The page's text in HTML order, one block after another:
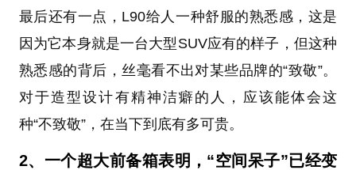
最后还有一点，L90给人一种舒服的熟悉感，这是
因为它本身就是一台大型SUV应有的样子，但这种
熟悉感的背后，丝毫看不出对某些品牌的“致敬”。
对于造型设计有精神洁癖的人，应该能体会这
种“不致敬”，在当下到底有多可贵。
2、一个超大前备箱表明，“空间呆子”已经变